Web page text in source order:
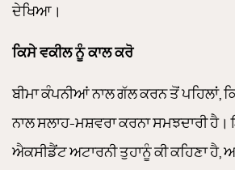
ਦੇਖਿਆ।
ਕਿਸੇ ਵਕੀਲ ਨੂੰ ਕਾਲ ਕਰੋ
ਬੀਮਾ ਕੰਪਨੀਆਂ ਨਾਲ ਗੱਲ ਕਰਨ ਤੋਂ ਪਹਿਲਾਂ,
ਨਾਲ ਸਲਾਹ-ਮਸ਼ਵਰਾ ਕਰਨਾ ਸਮਝਦਾਰੀ
ਐਕਸੀਡੈਂਟ ਅਟਾਰਨੀ ਤੁਹਾਨੂੰ ਕੀ ਕਹਿਣਾ ਹੈ,